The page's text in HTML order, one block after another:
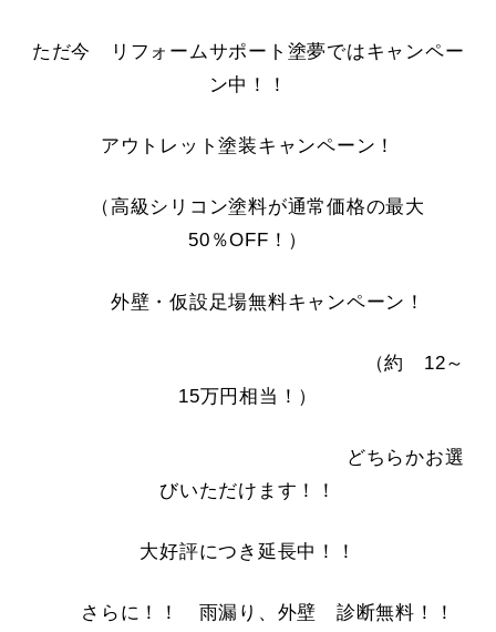
ただ今 リフォームサポート塗夢ではキャンペー
ン中！！
アウトレット塗装キャンペーン！
（高級シリコン塗料が通常価格の最大
50％OFF！）
外壁・仮設足場無料キャンペーン！
（約 12～
15万円相当！）
どちらかお選
びいただけます！！
大好評につき延長中！！
さらに！！ 雨漏り、外壁 診断無料！！